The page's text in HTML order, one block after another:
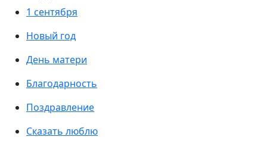
1 сентября
Новый год
День матери
Благодарность
Поздравление
Сказать люблю